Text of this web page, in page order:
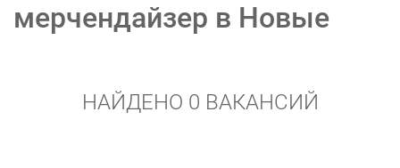
мерчендайзер в Новые
НАЙДЕНО 0 ВАКАНСИЙ